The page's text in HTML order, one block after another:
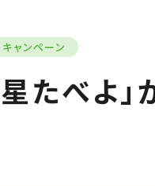
キャンペーン
たべよ」